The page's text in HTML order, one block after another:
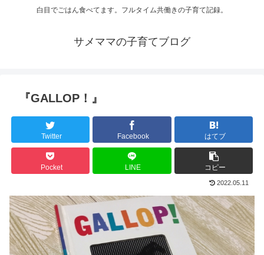
白目でごはん食べてます。フルタイム共働きの子育て記録。
サメママの子育てブログ
『GALLOP！』
Twitter Facebook はてブ
Pocket LINE コピー
2022.05.11